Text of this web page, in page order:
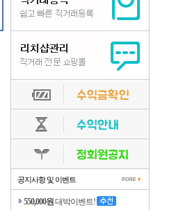
공지사항 및 이벤트
550,000원대박이벤트!